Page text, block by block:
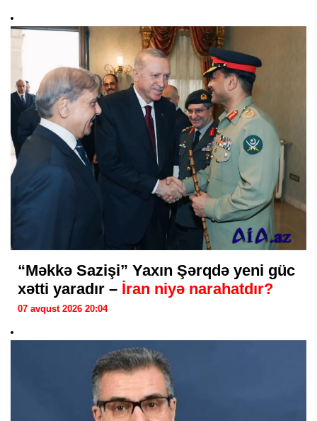
“Məkkə Sazişi” Yaxın Şərqdə yeni güc
xətti yaradır – İran niyə narahatdır?
07 avqust 2026 20:04